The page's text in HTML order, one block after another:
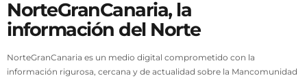
NorteGranCanaria, la
información del Norte
NorteGranCanaria es un medio digital comprometido con la
información rigurosa, cercana y de actualidad sobre la Mancomunidad